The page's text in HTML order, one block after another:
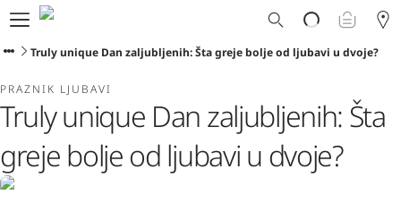
Ploom svet
E-shop
Ploom Club
Formular za prijavljivanje
Korisnička podrška
Blog
Ibiza
Truly unique Dan zaljubljenih: Šta greje bolje od ljubavi u dvoje?
PRAZNIK LJUBAVI
Truly unique Dan zaljubljenih: Šta
greje bolje od ljubavi u dvoje?